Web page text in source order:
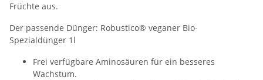
Früchte aus.
Der passende Dünger: Robustico® veganer Bio-
Spezialdünger 1l
Frei verfügbare Aminosäuren für ein besseres
Wachstum.